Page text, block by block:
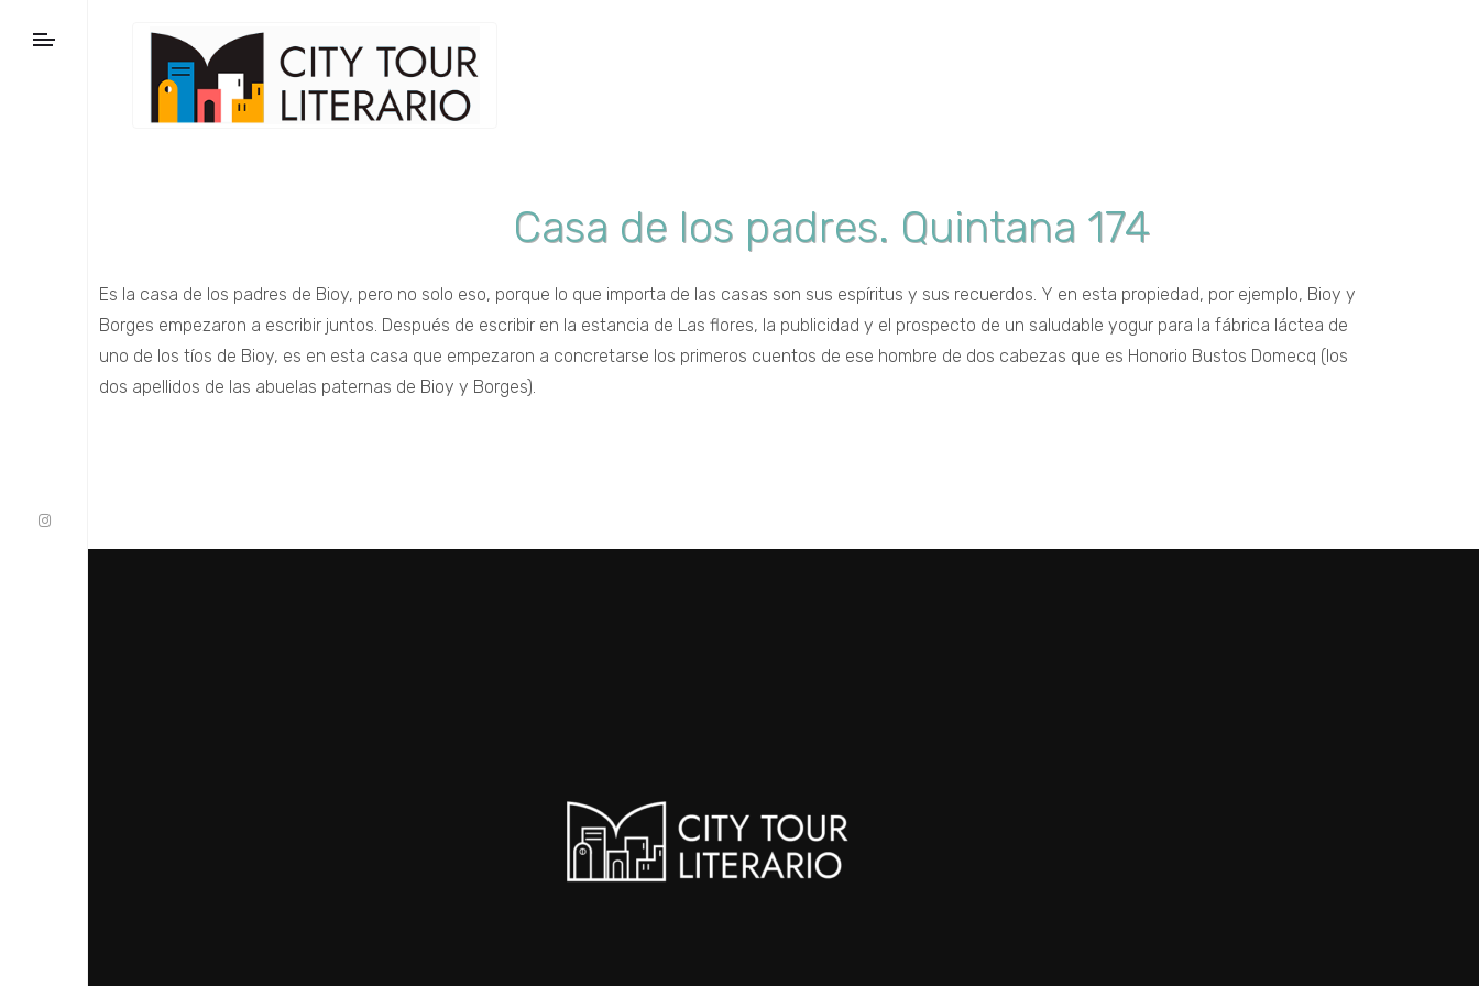
Casa de los padres. Quintana 174
Es la casa de los padres de Bioy, pero no solo eso, porque lo que importa de las casas son sus espíritus y sus recuerdos. Y en esta propiedad, por ejemplo, Bioy y
Borges empezaron a escribir juntos. Después de escribir en la estancia de Las flores, la publicidad y el prospecto de un saludable yogur para la fábrica láctea de
uno de los tíos de Bioy, es en esta casa que empezaron a concretarse los primeros cuentos de ese hombre de dos cabezas que es Honorio Bustos Domecq (los
dos apellidos de las abuelas paternas de Bioy y Borges).